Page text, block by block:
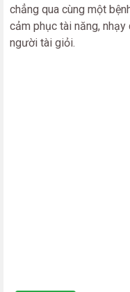
chẳng qua cùng một
cảm phục tài năng,
người tài giỏi.